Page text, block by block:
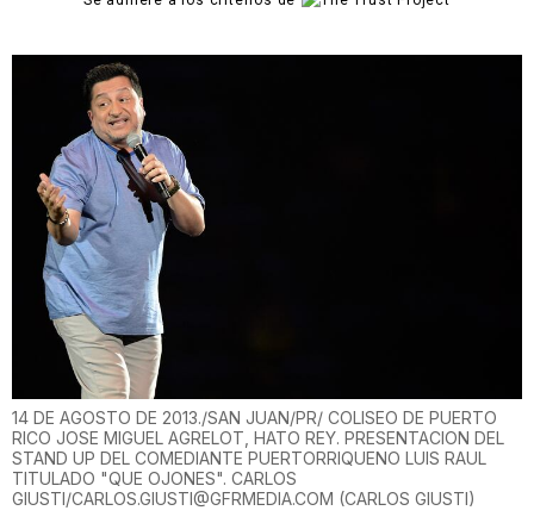
14 DE AGOSTO DE 2013./SAN JUAN/PR/ COLISEO DE PUERTO
RICO JOSE MIGUEL AGRELOT, HATO REY. PRESENTACION DEL
STAND UP DEL COMEDIANTE PUERTORRIQUENO LUIS RAUL
TITULADO "QUE OJONES". CARLOS
GIUSTI/CARLOS.GIUSTI@GFRMEDIA.COM (CARLOS GIUSTI)